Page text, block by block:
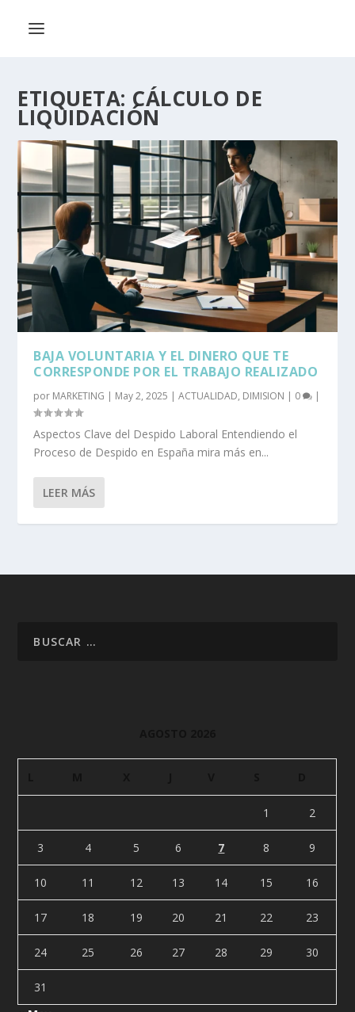
ETIQUETA: CÁLCULO DE
LIQUIDACIÓN
BAJA VOLUNTARIA Y EL DINERO QUE TE
CORRESPONDE POR EL TRABAJO REALIZADO
por MARKETING | May 2, 2025 |ACTUALIDAD, DIMISION | 0 |
Aspectos Clave del Despido Laboral Entendiendo el
Proceso de Despido en España mira más en...
LEER MÁS
1 2
3 4 5 6 7 8 9
10 11 12 13 14 15 16
17 18 19 20 21 22 23
24 25 26 27 28 29 30
31